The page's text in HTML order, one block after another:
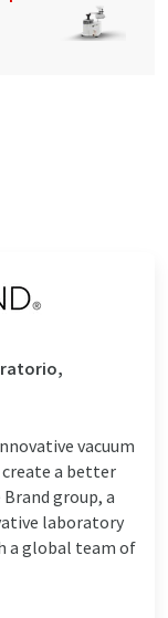
vacuum
a better
group, a
laboratory
a global team of